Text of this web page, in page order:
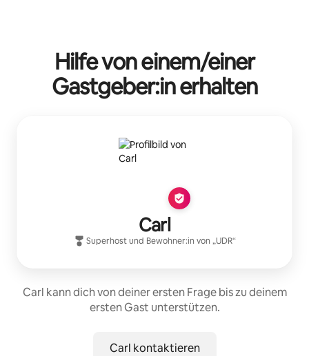
Hilfe von einem/einer
Gastgeber:in erhalten
Carl
Superhost und Bewohner:in von „UDR“
Carl kann dich von deiner ersten Frage bis zu deinem
ersten Gast unterstützen.
Carl kontaktieren